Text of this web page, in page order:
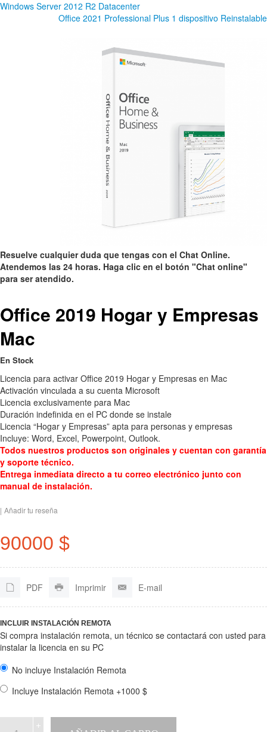
Windows Server 2012 R2 Datacenter
Office 2021 Professional Plus 1 dispositivo Reinstalable
Resuelve cualquier duda que tengas con el Chat Online.
Atendemos las 24 horas. Haga clic en el botón "Chat online"
para ser atendido.
Office 2019 Hogar y Empresas
Mac
En Stock
Licencia para activar Office 2019 Hogar y Empresas en Mac
Activación vinculada a su cuenta Microsoft
Licencia exclusivamente para Mac
Duración indefinida en el PC donde se instale
Licencia “Hogar y Empresas” apta para personas y empresas
Incluye: Word, Excel, Powerpoint, Outlook.
Todos nuestros productos son originales y cuentan con garantía
y soporte técnico.
Entrega inmediata directo a tu correo electrónico junto con
manual de instalación.
| Añadir tu reseña
90000 $
PDF Imprimir E-mail
INCLUIR INSTALACIÓN REMOTA
Si compra instalación remota, un técnico se contactará con usted para
instalar la licencia en su PC
No incluye Instalación Remota
Incluye Instalación Remota +1000 $